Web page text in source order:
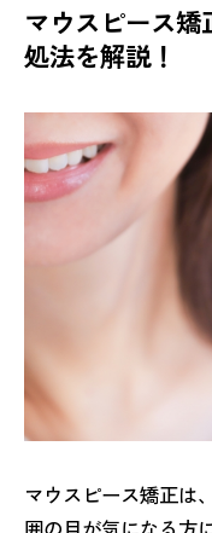
マウスピース
処法を解説！
マウスピース矯正は